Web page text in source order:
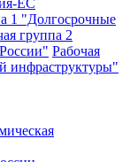
ЕС
1 "Долгосрочные
группа 2
Рабочая
инфраструктуры"